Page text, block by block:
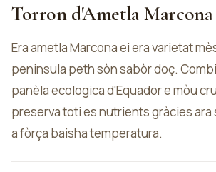
Torron d'Ametla Marcona
Era ametla Marcona ei era varietat
peninsula peth sòn sabòr doç.
panèla ecologica d'Equador e mòu
preserva toti es nutrients gràcies ara
a fòrça baisha temperatura.